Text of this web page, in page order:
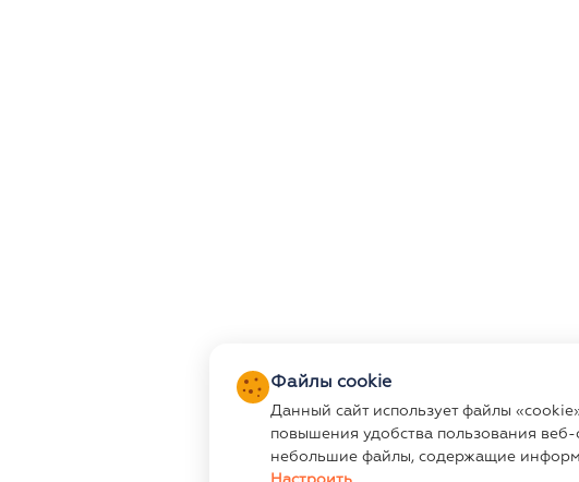
Файлы cookie
Данный сайт использует файлы
повышения удобства пользования
небольшие файлы, содержащие